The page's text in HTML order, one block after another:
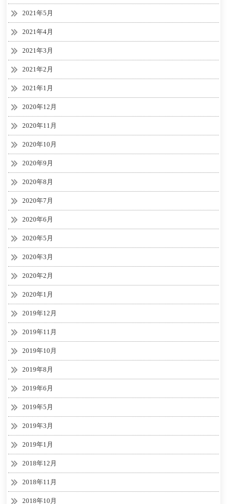
2021年5月
2021年4月
2021年3月
2021年2月
2021年1月
2020年12月
2020年11月
2020年10月
2020年9月
2020年8月
2020年7月
2020年6月
2020年5月
2020年3月
2020年2月
2020年1月
2019年12月
2019年11月
2019年10月
2019年8月
2019年6月
2019年5月
2019年3月
2019年1月
2018年12月
2018年11月
2018年10月